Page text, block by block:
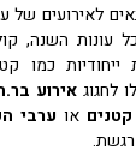
עונות השנה,
ייחודיות כמו
לחגוג אירוע
או ערבי